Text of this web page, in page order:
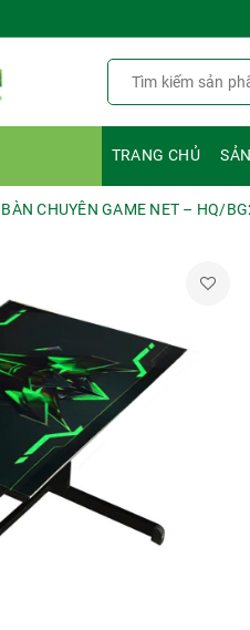
TRANG CHỦ
BÀN CHUYÊN GAME NET – HQ/